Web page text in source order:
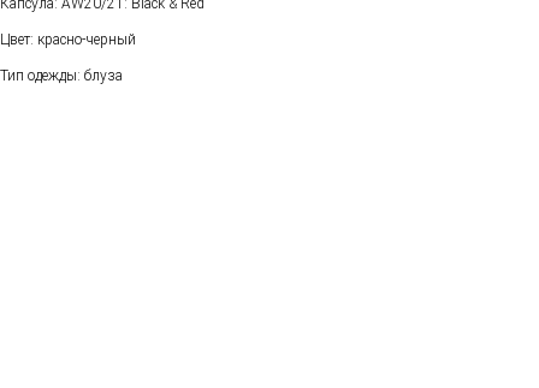
Цвет: красно-черный
Тип одежды: блуза